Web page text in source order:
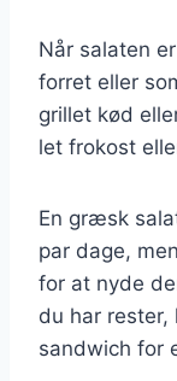
Når salaten
forret eller
grillet kød
let frokost
En græsk
par dage,
for at nyde
du har
sandwich for